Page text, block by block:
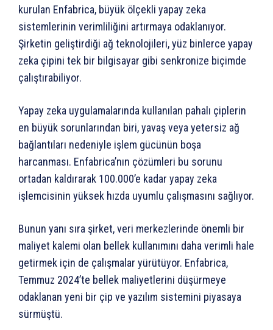
kurulan Enfabrica, büyük ölçekli yapay zeka
sistemlerinin verimliliğini artırmaya odaklanıyor.
Şirketin geliştirdiği ağ teknolojileri, yüz binlerce yapay
zeka çipini tek bir bilgisayar gibi senkronize biçimde
çalıştırabiliyor.
Yapay zeka uygulamalarında kullanılan pahalı çiplerin
en büyük sorunlarından biri, yavaş veya yetersiz ağ
bağlantıları nedeniyle işlem gücünün boşa
harcanması. Enfabrica’nın çözümleri bu sorunu
ortadan kaldırarak 100.000’e kadar yapay zeka
işlemcisinin yüksek hızda uyumlu çalışmasını sağlıyor.
Bunun yanı sıra şirket, veri merkezlerinde önemli bir
maliyet kalemi olan bellek kullanımını daha verimli hale
getirmek için de çalışmalar yürütüyor. Enfabrica,
Temmuz 2024’te bellek maliyetlerini düşürmeye
odaklanan yeni bir çip ve yazılım sistemini piyasaya
sürmüştü.